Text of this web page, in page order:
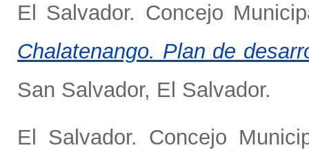
El Salvador. Concejo
Chalatenango. Plan de
San Salvador, El Salvador.
El Salvador. Concejo